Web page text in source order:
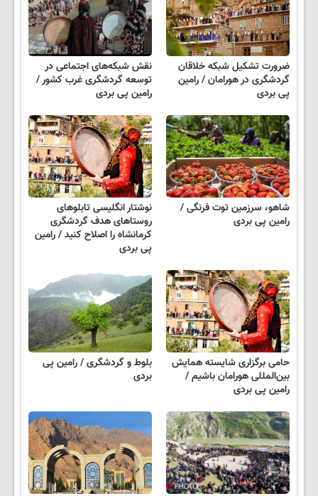
ضرورت تشکیل شبکه خلاقان
گردشگری در هورامان / رامین
پی بردی
نقش شبکه‌های اجتماعی در
توسعه گردشگری غرب کشور /
رامین پی بردی
شاهو، سرزمین توت فرنگی /
رامین پی بردی
نوشتار انگلیسی تابلوهای
روستاهای هدف گردشگری
کرمانشاه را اصلاح کنید / رامین
پی بردی
حامی برگزاری شایسته همایش
بین‌المللی هورامان باشیم /
رامین پی بردی
بلوط و گردشگری / رامین پی
بردی